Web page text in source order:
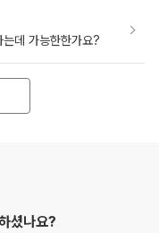
데 가능한한가요?
셨나요?